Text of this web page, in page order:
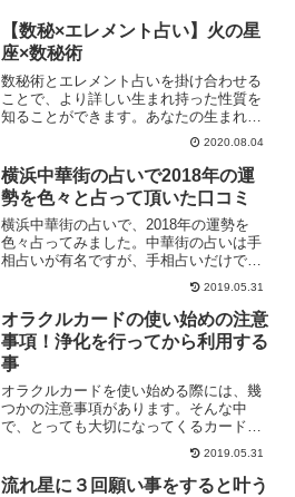
【数秘×エレメント占い】火の星
座×数秘術
数秘術とエレメント占いを掛け合わせる
ことで、より詳しい生まれ持った性質を
知ることができます。あなたの生まれ持
った本質部分は？火のエレメント×数秘術
2020.08.04
横浜中華街の占いで2018年の運
勢を色々と占って頂いた口コミ
横浜中華街の占いで、2018年の運勢を
色々占ってみました。中華街の占いは手
相占いが有名ですが、手相占いだけでは
ありません。手相占いの上手な利用方
法、そして2018年の運勢を色々占って頂
いた口コミです。
2019.05.31
オラクルカードの使い始めの注意
事項！浄化を行ってから利用する
事
オラクルカードを使い始める際には、幾
つかの注意事項があります。そんな中
で、とっても大切になってくるカードに
浄化について、またカードの浄化方法、
あなたのエネルギーを吹き込む方法につ
いてご紹介していきます。
2019.05.31
流れ星に３回願い事をすると叶う